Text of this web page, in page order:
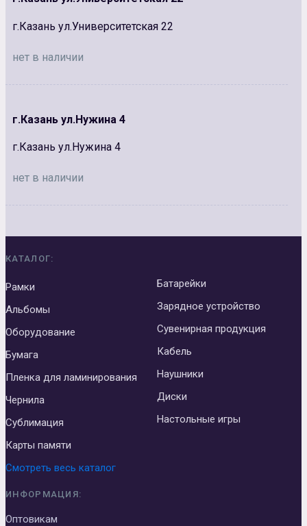
г.Казань ул.Университетская 22
нет в наличии
г.Казань ул.Нужина 4
г.Казань ул.Нужина 4
нет в наличии
КАТАЛОГ:
Рамки
Альбомы
Оборудование
Бумага
Пленка для ламинирования
Чернила
Сублимация
Карты памяти
Батарейки
Зарядное устройство
Сувенирная продукция
Кабель
Наушники
Диски
Настольные игры
Смотреть весь каталог
ИНФОРМАЦИЯ:
Оптовикам